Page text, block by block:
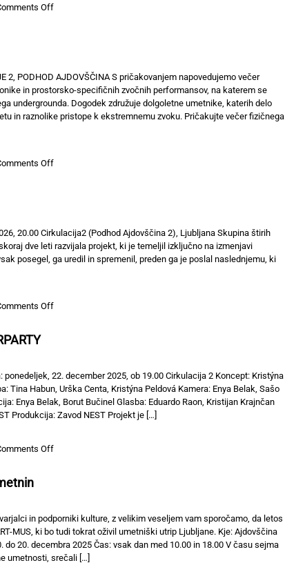
pesniškega
Offon
Tatiana
Kocmur:
chrysalis
2, PODHOD AJDOVŠČINA S pričakovanjem napovedujemo večer
in prostorsko-specifičnih zvočnih performansov, na katerem se
undergrounda. Dogodek združuje dolgoletne umetnike, katerih delo
in raznolike pristope k ekstremnemu zvoku. Pričakujte večer fizičnega
Offon
20.00 Cirkulacija2 (Podhod Ajdovščina 2), Ljubljana Skupina štirih
dve leti razvijala projekt, ki je temeljil izključno na izmenjavi
posegel, ga uredil in spremenil, preden ga je poslal naslednjemu, ki
Offon
22. december 2025, ob 19.00 Cirkulacija 2 Koncept: Kristýna
Tina Habun, Urška Centa, Kristýna Peldová Kamera: Enya Belak, Sašo
Enya Belak, Borut Bučinel Glasba: Eduardo Raon, Kristijan Krajnčan
Produkcija: Zavod NEST Projekt je […]
Offon
in podporniki kulture, z velikim veseljem vam sporočamo, da letos
MUS, ki bo tudi tokrat oživil umetniški utrip Ljubljane. Kje: Ajdovščina
20. decembra 2025 Čas: vsak dan med 10.00 in 18.00 V času sejma
umetnosti, srečali […]